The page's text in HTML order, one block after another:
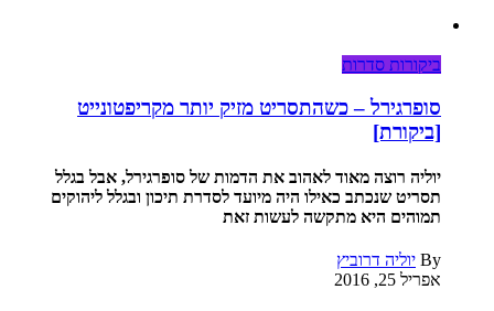
ביקורות סדרות
סופרגירל – כשהתסריט מזיק יותר מקריפטונייט
[ביקורת]
יוליה רוצה מאוד לאהוב את הדמות של סופרגירל, אבל בגלל
תסריט שנכתב כאילו היה מיועד לסדרת תיכון ובגלל ליהוקים
תמוהים היא מתקשה לעשות זאת
By יוליה דרוביץ
אפריל 25, 2016